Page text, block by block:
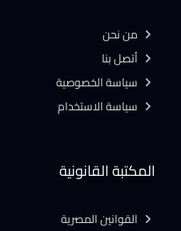
المكتبة القانونية
القوانين المصرية
من نحن
أتصل بنا
سياسة الخصوصية
سياسة الاستخدام